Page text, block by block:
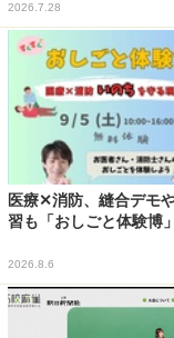
2026.7.28
医療✕消防、縫合デモ
習も「おしごと体験博
2026.8.6